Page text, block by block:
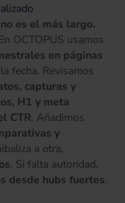
no es el más largo.
OCTOPUS usamos
en páginas
fecha. Revisamos
abre en una pestaña
capturas y
H1 y meta
CTR. Añadimos
y
a otra,
. Si falta autoridad,
desde hubs fuertes.